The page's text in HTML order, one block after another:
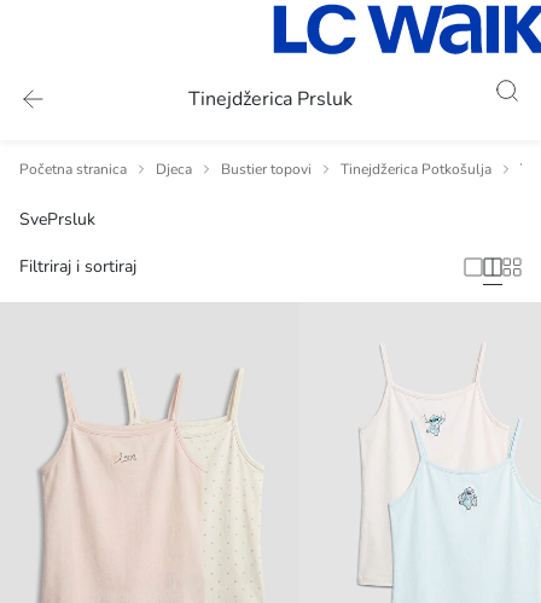
Tinejdžerica Prsluk
Početna stranica Djeca Bustier topovi Tinejdžerica Potkošulja
SvePrsluk
Filtriraj i sortiraj